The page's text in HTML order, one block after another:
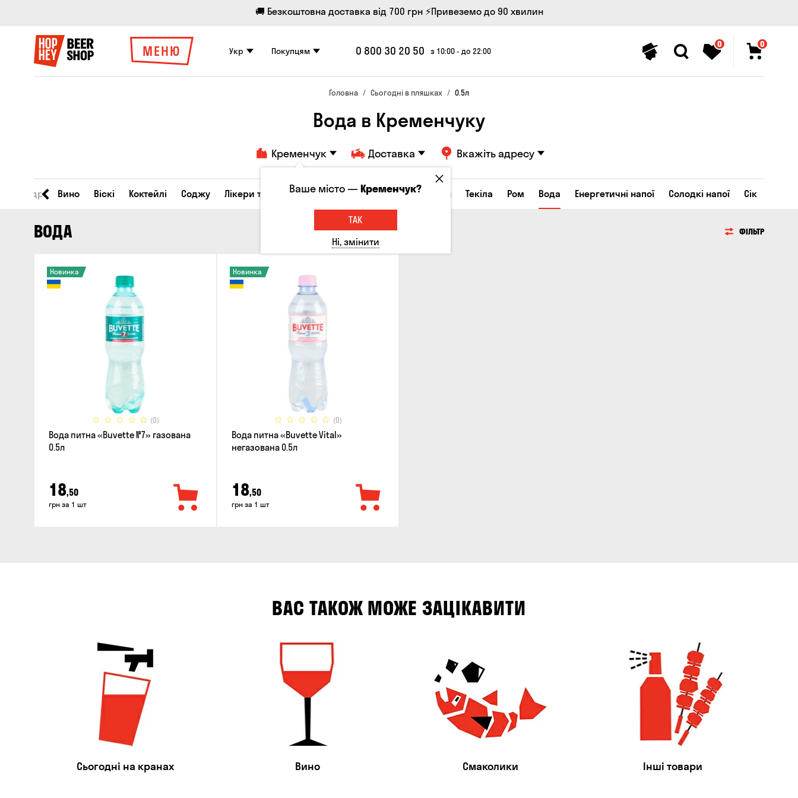
🚚 Безкоштовна доставка від 700 грн ⚡Привеземо до 90 хвилин
МЕНЮ Укр Покупцям 0 800 30 20 50 з 10:00 - до 22:00
0 0
Головна Сьогодні в пляшках 0.5л
Вода в Кременчуку
Кременчук Доставка Вкажіть адресу
Сидр Вино Віскі Коктейлі Соджу Лікери та настоянки Коньяки та бренді Джин Текіла Ром Вода Енергетичні напої Солодкі напої Сік
ВОДА ФІЛЬТР
(0)
Новинка
Вода питна «Buvette №7» газована
0.5л
18,50
грн за 1 шт
(0)
Новинка
Вода питна «Buvette Vital»
негазована 0.5л
18,50
грн за 1 шт
ВАС ТАКОЖ МОЖЕ ЗАЦІКАВИТИ
Сьогодні на кранах Вино Смаколики Інші товари
Ваше місто —Кременчук?
ТАК
Ні, змінити